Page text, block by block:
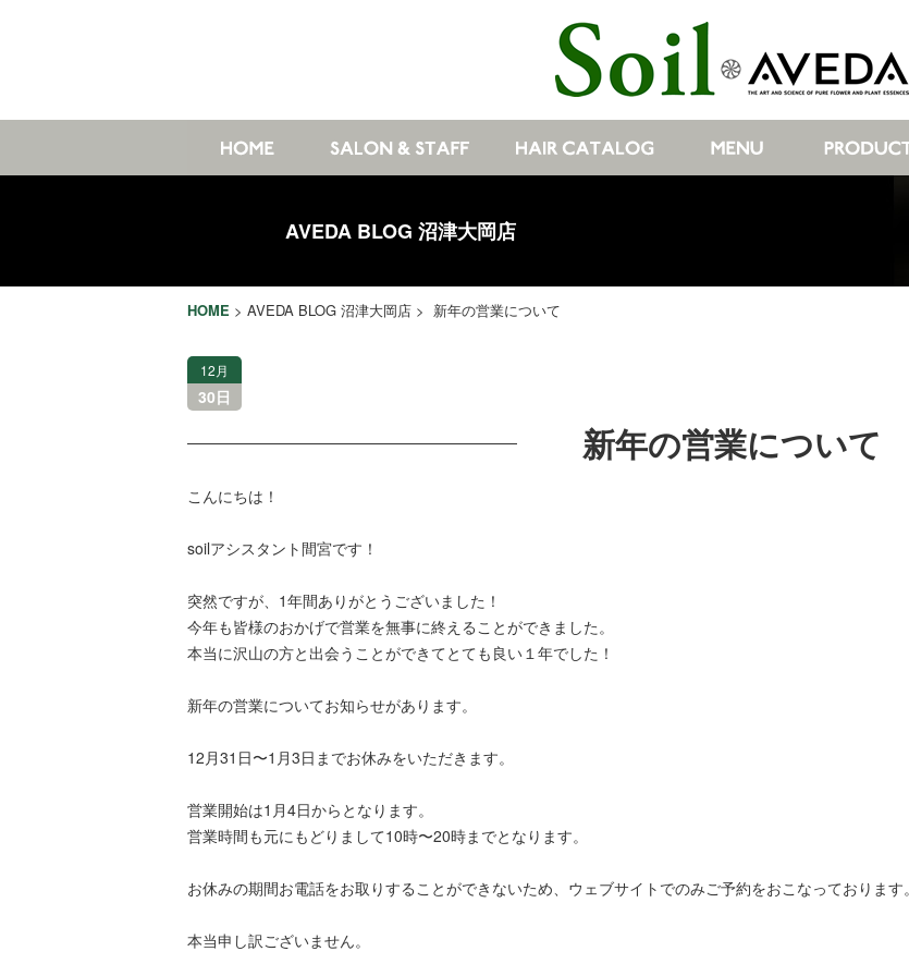
AVEDA BLOG 沼津大岡店
HOME > AVEDA BLOG 沼津大岡店 > 新年の営業について
12月
30日
新年の営業について
こんにちは！
soilアシスタント間宮です！
突然ですが、1年間ありがとうございました！
今年も皆様のおかげで営業を無事に終えることができました。
本当に沢山の方と出会うことができてとても良い１年でした！
新年の営業についてお知らせがあります。
12月31日〜1月3日までお休みをいただきます。
営業開始は1月4日からとなります。
営業時間も元にもどりまして10時〜20時までとなります。
お休みの期間お電話をお取りすることができないため、ウェブサイトでのみご予約をおこなっております。
本当申し訳ございません。